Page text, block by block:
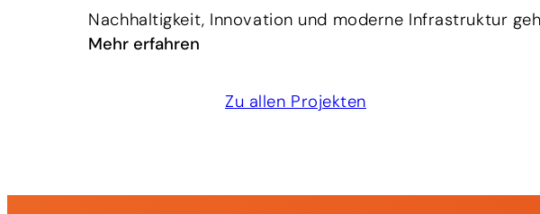
Die Breitfuss Transport GmbH verfolgt ein klares Ziel:
Mehr erfahren
Zu allen Projekten